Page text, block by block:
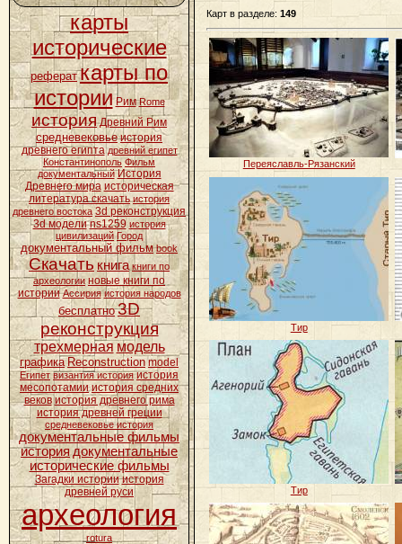
карты
исторические
реферат карты по
истории Рим Rome
история Древний Рим
средневековье история
древнего египта древний египет
Константинополь Фильм
документальный История
Древнего мира историческая
литература скачать история
древнего востока 3d реконструкция
3d модели ns1259 история
цивилизаций Город
документальный фильм book
Скачать книга книги по
археологии новые книги по
истории Ассирия история народов
бесплатно 3D
реконструкция
трехмерная модель
графика Reconstruction model
Египет византия история история
месопотамии история средних
веков история древнего рима
история древней греции
средневековье история
документальные фильмы
история документальные
исторические фильмы
Загадки истории история
древней руси
археология
rotura
Карт в разделе: 149
Переяславль-Рязанский
Тир
Тир